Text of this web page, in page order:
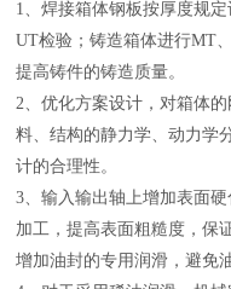
1、焊接箱体钢板按厚度规
UT检验；铸造箱体进行MT
提高铸件的铸造质量。
2、优化方案设计，对箱体
料、结构的静力学、动力学
计的合理性。
3、输入输出轴上增加表面
加工，提高表面粗糙度，保
增加油封的专用润滑，避免